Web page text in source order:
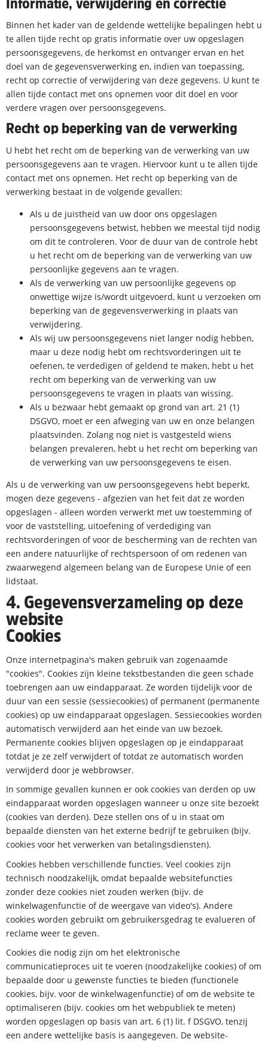
Binnen het kader van de geldende wettelijke bepalingen hebt u
te allen tijde recht op gratis informatie over uw opgeslagen
persoonsgegevens, de herkomst en ontvanger ervan en het
doel van de gegevensverwerking en, indien van toepassing,
recht op correctie of verwijdering van deze gegevens. U kunt te
allen tijde contact met ons opnemen voor dit doel en voor
verdere vragen over persoonsgegevens.
Recht op beperking van de verwerking
U hebt het recht om de beperking van de verwerking van uw
persoonsgegevens aan te vragen. Hiervoor kunt u te allen tijde
contact met ons opnemen. Het recht op beperking van de
verwerking bestaat in de volgende gevallen:
Als u de juistheid van uw door ons opgeslagen
persoonsgegevens betwist, hebben we meestal tijd nodig
om dit te controleren. Voor de duur van de controle hebt
u het recht om de beperking van de verwerking van uw
persoonlijke gegevens aan te vragen.
Als de verwerking van uw persoonlijke gegevens op
onwettige wijze is/wordt uitgevoerd, kunt u verzoeken om
beperking van de gegevensverwerking in plaats van
verwijdering.
Als wij uw persoonsgegevens niet langer nodig hebben,
maar u deze nodig hebt om rechtsvorderingen uit te
oefenen, te verdedigen of geldend te maken, hebt u het
recht om beperking van de verwerking van uw
persoonsgegevens te vragen in plaats van wissing.
Als u bezwaar hebt gemaakt op grond van art. 21 (1)
DSGVO, moet er een afweging van uw en onze belangen
plaatsvinden. Zolang nog niet is vastgesteld wiens
belangen prevaleren, hebt u het recht om beperking van
de verwerking van uw persoonsgegevens te eisen.
Als u de verwerking van uw persoonsgegevens hebt beperkt,
mogen deze gegevens - afgezien van het feit dat ze worden
opgeslagen - alleen worden verwerkt met uw toestemming of
voor de vaststelling, uitoefening of verdediging van
rechtsvorderingen of voor de bescherming van de rechten van
een andere natuurlijke of rechtspersoon of om redenen van
zwaarwegend algemeen belang van de Europese Unie of een
lidstaat.
4. Gegevensverzameling op deze
website
Cookies
Onze internetpagina's maken gebruik van zogenaamde
"cookies". Cookies zijn kleine tekstbestanden die geen schade
toebrengen aan uw eindapparaat. Ze worden tijdelijk voor de
duur van een sessie (sessiecookies) of permanent (permanente
cookies) op uw eindapparaat opgeslagen. Sessiecookies worden
automatisch verwijderd aan het einde van uw bezoek.
Permanente cookies blijven opgeslagen op je eindapparaat
totdat je ze zelf verwijdert of totdat ze automatisch worden
verwijderd door je webbrowser.
In sommige gevallen kunnen er ook cookies van derden op uw
eindapparaat worden opgeslagen wanneer u onze site bezoekt
(cookies van derden). Deze stellen ons of u in staat om
bepaalde diensten van het externe bedrijf te gebruiken (bijv.
cookies voor het verwerken van betalingsdiensten).
Cookies hebben verschillende functies. Veel cookies zijn
technisch noodzakelijk, omdat bepaalde websitefuncties
zonder deze cookies niet zouden werken (bijv. de
winkelwagenfunctie of de weergave van video's). Andere
cookies worden gebruikt om gebruikersgedrag te evalueren of
reclame weer te geven.
Cookies die nodig zijn om het elektronische
communicatieproces uit te voeren (noodzakelijke cookies) of om
bepaalde door u gewenste functies te bieden (functionele
cookies, bijv. voor de winkelwagenfunctie) of om de website te
optimaliseren (bijv. cookies om het webpubliek te meten)
worden opgeslagen op basis van art. 6 (1) lit. f DSGVO, tenzij
een andere wettelijke basis is aangegeven. De website-